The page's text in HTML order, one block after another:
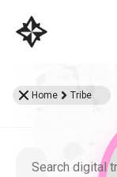
Home Tribe